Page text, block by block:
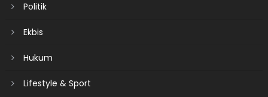
Politik
Ekbis
Hukum
Lifestyle & Sport